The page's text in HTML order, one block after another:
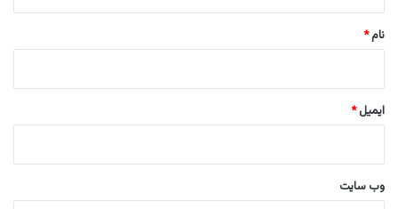
نام*
ایمیل*
وب‌ سایت